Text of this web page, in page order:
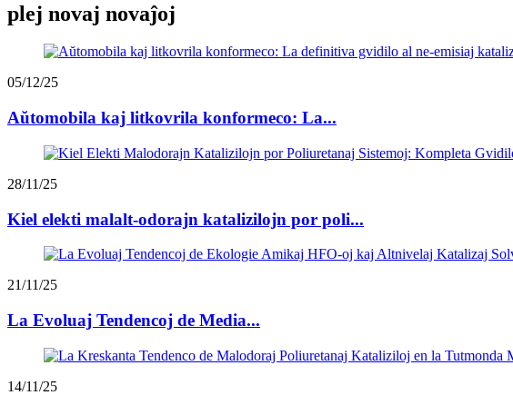
plej novaj novaĵoj
05/12/25
Aŭtomobila kaj litkovrila konformeco: La...
28/11/25
Kiel elekti malalt-odorajn katalizilojn por poli...
21/11/25
La Evoluaj Tendencoj de Media...
14/11/25